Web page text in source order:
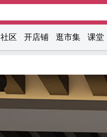
社区 开店铺 逛市集 课堂